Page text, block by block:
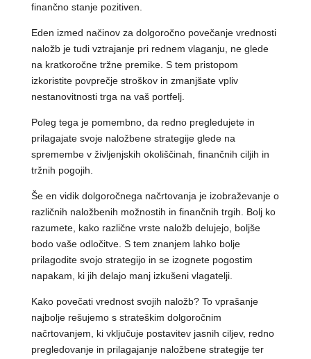
finančno stanje pozitiven.
Eden izmed načinov za dolgoročno povečanje vrednosti
naložb je tudi vztrajanje pri rednem vlaganju, ne glede
na kratkoročne tržne premike. S tem pristopom
izkoristite povprečje stroškov in zmanjšate vpliv
nestanovitnosti trga na vaš portfelj.
Poleg tega je pomembno, da redno pregledujete in
prilagajate svoje naložbene strategije glede na
spremembe v življenjskih okoliščinah, finančnih ciljih in
tržnih pogojih.
Še en vidik dolgoročnega načrtovanja je izobraževanje o
različnih naložbenih možnostih in finančnih trgih. Bolj ko
razumete, kako različne vrste naložb delujejo, boljše
bodo vaše odločitve. S tem znanjem lahko bolje
prilagodite svojo strategijo in se izognete pogostim
napakam, ki jih delajo manj izkušeni vlagatelji.
Kako povečati vrednost svojih naložb? To vprašanje
najbolje rešujemo s strateškim dolgoročnim
načrtovanjem, ki vključuje postavitev jasnih ciljev, redno
pregledovanje in prilagajanje naložbene strategije ter